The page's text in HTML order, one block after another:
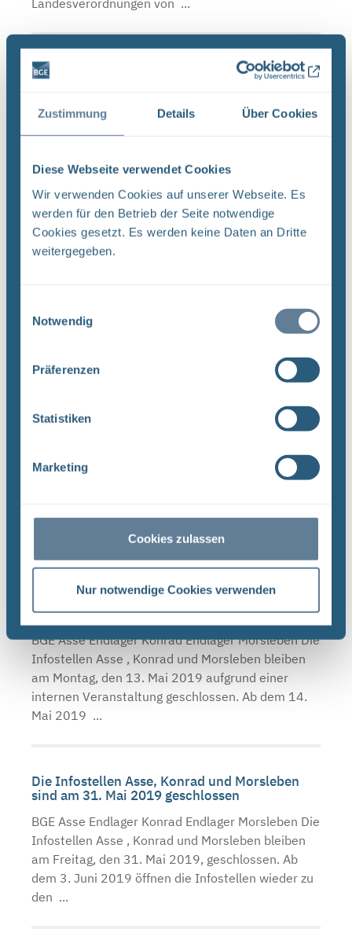
Zustimmung Details Über Cookies
Diese Webseite verwendet Cookies
Wir verwenden Cookies auf unserer Webseite. Es
werden für den Betrieb der Seite notwendige
Cookies gesetzt. Es werden keine Daten an Dritte
weitergegeben.
Notwendig
Präferenzen
Statistiken
Marketing
Cookies zulassen
Nur notwendige Cookies verwenden
Schließzeiten Infostellen Oktober/November
2019
BGE Asse Endlager Konrad Endlager Morsleben Die
einer internen Veranstaltung geschlossen. Auch
Neugier, Skepsis, Verständnis und viele Fragen
Unterlagenbehörde und dem Bundesamt für
Strahlenschutz (BfS) hat die Bundesgesellschaft
Infostellen am 3. und 4. Oktober 2019
BGE Asse Endlager Konrad Endlager Morsleben Die
Infostellen Asse , Konrad und Morsleben bleiben
den 4. Oktober 2019, aufgrund des Tags der
Die Infostellen Asse, Konrad und Morsleben
sind am 13. Mai 2019 geschlossen
BGE Asse Endlager Konrad Endlager Morsleben Die
Infostellen Asse , Konrad und Morsleben bleiben
am Montag, den 13. Mai 2019 aufgrund einer
internen Veranstaltung geschlossen. Ab dem 14.
Mai 2019 ...
Die Infostellen Asse, Konrad und Morsleben
sind am 31. Mai 2019 geschlossen
BGE Asse Endlager Konrad Endlager Morsleben Die
Infostellen Asse , Konrad und Morsleben bleiben
am Freitag, den 31. Mai 2019, geschlossen. Ab
dem 3. Juni 2019 öffnen die Infostellen wieder zu
den ...